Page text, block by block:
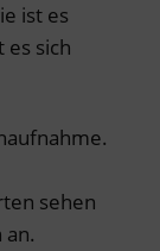
ist es
es sich
sehen